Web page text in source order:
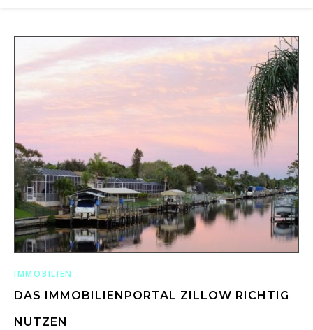
IMMOBILIEN
DAS IMMOBILIENPORTAL ZILLOW RICHTIG
NUTZEN